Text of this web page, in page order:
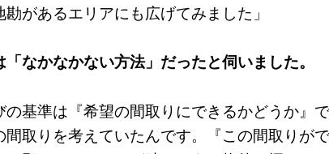
があるエリアにも広げてみました」
なかなかない方法」だったと伺いました。
の基準は『希望の間取りにできるかどうか』
間取りを考えていたんです。『この間取りが